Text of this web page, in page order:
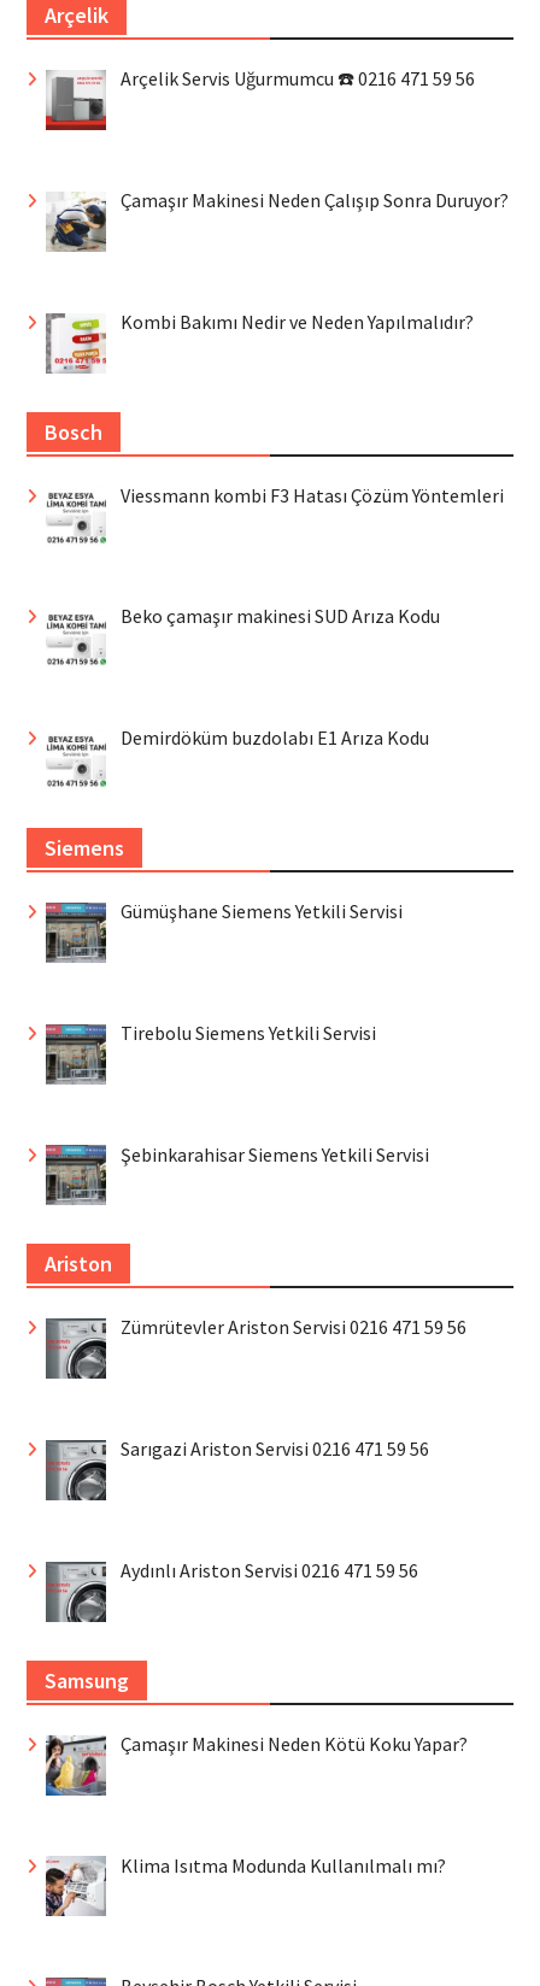
Arçelik
Arçelik Servis Uğurmumcu ☎️ 0216 471 59 56
Çamaşır Makinesi Neden Çalışıp Sonra Duruyor?
Kombi Bakımı Nedir ve Neden Yapılmalıdır?
Bosch
Viessmann kombi F3 Hatası Çözüm Yöntemleri
Beko çamaşır makinesi SUD Arıza Kodu
Demirdöküm buzdolabı E1 Arıza Kodu
Siemens
Gümüşhane Siemens Yetkili Servisi
Tirebolu Siemens Yetkili Servisi
Şebinkarahisar Siemens Yetkili Servisi
Ariston
Zümrütevler Ariston Servisi 0216 471 59 56
Sarıgazi Ariston Servisi 0216 471 59 56
Aydınlı Ariston Servisi 0216 471 59 56
Samsung
Çamaşır Makinesi Neden Kötü Koku Yapar?
Klima Isıtma Modunda Kullanılmalı mı?